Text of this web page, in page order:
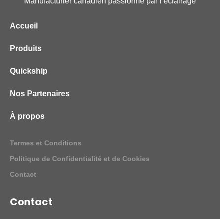
Accueil
Produits
Quickship
Nos Partenaires
À propos
Termes et Conditions
Politique de Confidentialité et de Cookies
Contact
Contact